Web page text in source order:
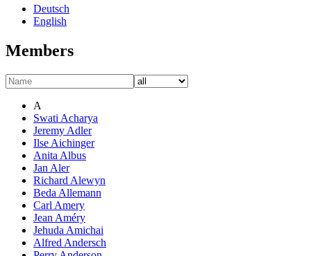
Deutsch
English
Members
A
Swati Acharya
Jeremy Adler
Ilse Aichinger
Anita Albus
Jan Aler
Richard Alewyn
Beda Allemann
Carl Amery
Jean Améry
Jehuda Amichai
Alfred Andersch